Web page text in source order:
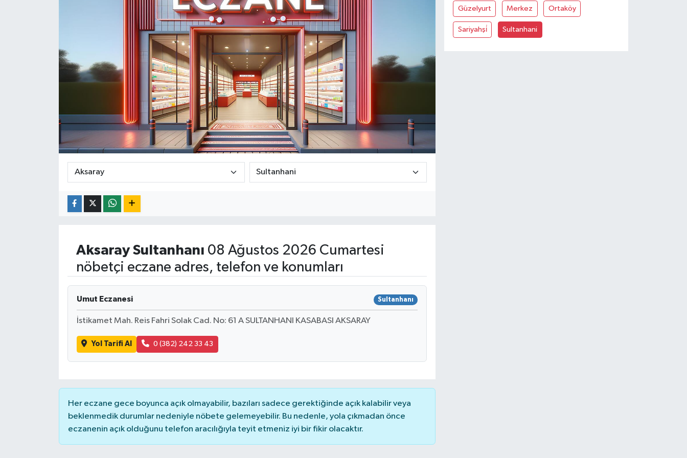
Aksaray Sultanhanı 08 Ağustos 2026 Cumartesi
nöbetçi eczane adres, telefon ve konumları
Umut Eczanesi Sultanhanı
İstikamet Mah. Reis Fahri Solak Cad. No: 61 A SULTANHANI KASABASI AKSARAY
Yol Tarifi Al 0 (382) 242 33 43
Her eczane gece boyunca açık olmayabilir, bazıları sadece gerektiğinde açık kalabilir veya
beklenmedik durumlar nedeniyle nöbete gelemeyebilir. Bu nedenle, yola çıkmadan önce
eczanenin açık olduğunu telefon aracılığıyla teyit etmeniz iyi bir fikir olacaktır.
Güzelyurt Merkez Ortaköy
Sariyahşi̇ Sultanhani